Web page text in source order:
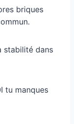
briques
stabilité dans
tu manques